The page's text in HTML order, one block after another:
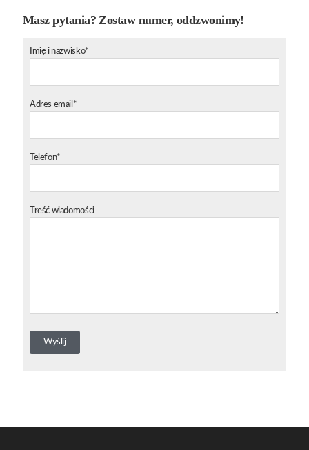
Masz pytania? Zostaw numer, oddzwonimy!
Imię i nazwisko*
Adres email*
Telefon*
Treść wiadomości